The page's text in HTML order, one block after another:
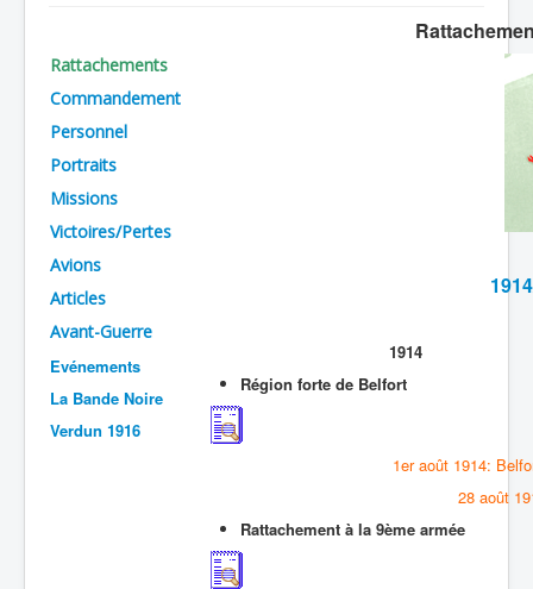
Avions
Personnels
Doctrines
Batailles
Les As
Cahiers des As
Rattachements
Commandement
Personnel
Portraits
Missions
Victoires/Pertes
Avions
Articles
Avant-Guerre
Evénements
La Bande Noire
Verdun 1916
1914
Région forte de Belfort
1er août 1914:
28 août
Rattachement à la 9ème armée